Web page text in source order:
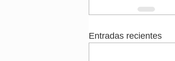
Entradas recientes